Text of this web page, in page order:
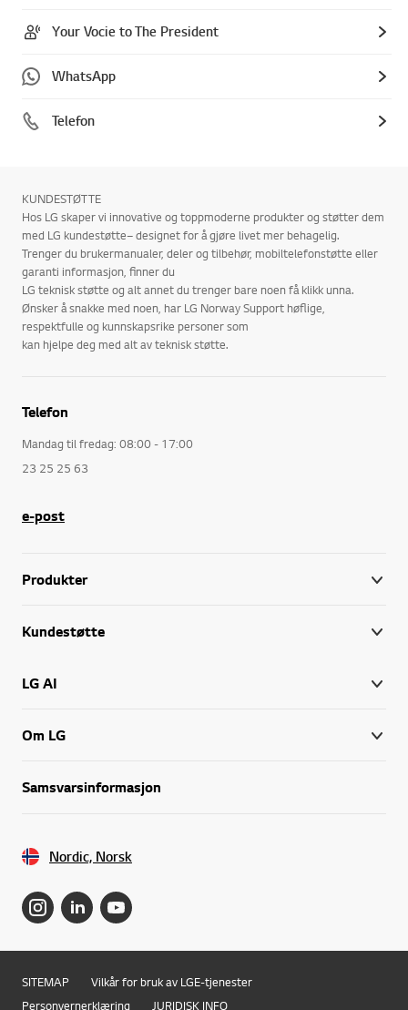
Your Vocie to The President
WhatsApp
Telefon
KUNDESTØTTE
Hos LG skaper vi innovative og toppmoderne produkter og støtter dem
med LG kundestøtte– designet for å gjøre livet mer behagelig.
Trenger du brukermanualer, deler og tilbehør, mobiltelefonstøtte eller
garanti informasjon, finner du
LG teknisk støtte og alt annet du trenger bare noen få klikk unna.
Ønsker å snakke med noen, har LG Norway Support høflige,
respektfulle og kunnskapsrike personer som
kan hjelpe deg med alt av teknisk støtte.
Telefon
Mandag til fredag: 08:00 - 17:00
23 25 25 63
e-post
Produkter
Kundestøtte
LG AI
Om LG
Samsvarsinformasjon
Nordic, Norsk
SITEMAP
Vilkår for bruk av LGE-tjenester
Personvernerklæring
JURIDISK INFO